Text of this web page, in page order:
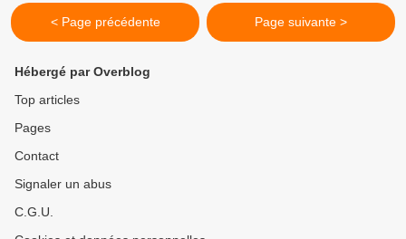
< Page précédente Page suivante >
Hébergé par Overblog
Top articles
Pages
Contact
Signaler un abus
C.G.U.